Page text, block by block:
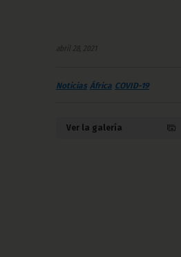
abril 28, 2021
Noticias África COVID-19
Ver la galería